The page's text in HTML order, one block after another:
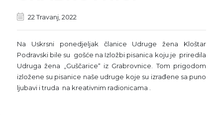
22 Travanj, 2022
Na Uskrsni ponedjeljak članice Udruge žena Kloštar
Podravski bile su gošće na Izložbi pisanica koju je priredila
Udruga žena „Guščarice“ iz Grabrovnice. Tom prigodom
izložene su pisanice naše udruge koje su izrađene sa puno
ljubavi i truda na kreativnim radionicama .